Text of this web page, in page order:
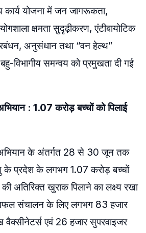
योजना में जन जागरूकता,
क्षमता सुदृढ़ीकरण, एंटीबायोटिक
अनुसंधान तथा “वन हेल्थ”
विभागीय समन्वय को प्रमुखता दी गई
: 1.07 करोड़ बच्चों को पिलाई
अभियान के अंतर्गत 28 से 30 जून तक
प्रदेश के लगभग 1.07 करोड़ बच्चों
की अतिरिक्त खुराक पिलाने का लक्ष्य रखा
संचालन के लिए लगभग 83 हजार
वैक्सीनेटर्स एवं 26 हजार सुपरवाइजर